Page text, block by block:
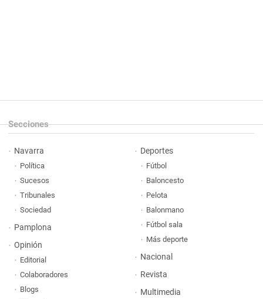
Secciones
Navarra
Política
Sucesos
Tribunales
Sociedad
Pamplona
Opinión
Editorial
Colaboradores
Blogs
Deportes
Fútbol
Baloncesto
Pelota
Balonmano
Fútbol sala
Más deporte
Nacional
Revista
Multimedia